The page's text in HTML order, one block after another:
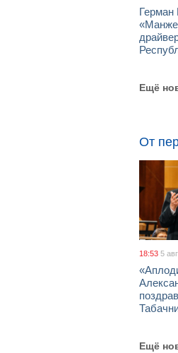
Герман
Ещё
От
18:53 5
Ещё